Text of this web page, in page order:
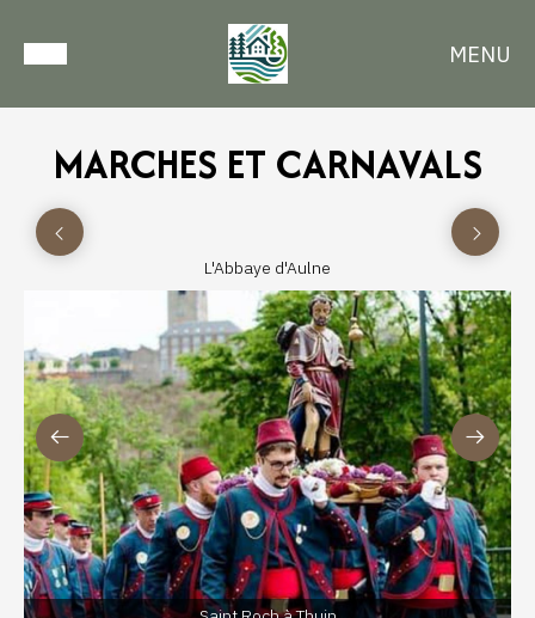
MENU
MARCHES ET CARNAVALS
L'Abbaye d'Aulne